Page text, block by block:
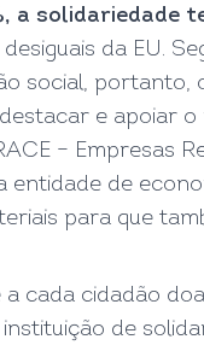
a solidariedade
da EU.
social, portanto,
e apoiar
– Empresas
de
para que
cada cidadão
de